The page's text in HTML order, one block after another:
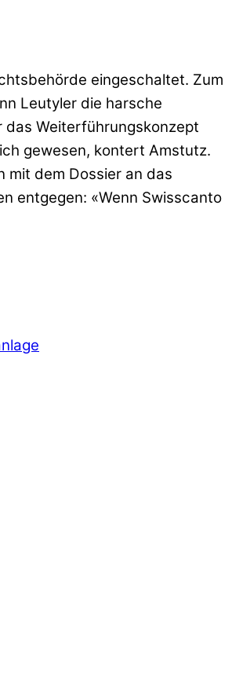
eingeschaltet. Zum
Leutyler die harsche
das Weiterführungskonzept
gewesen, kontert Amstutz.
mit dem Dossier an das
entgegen: «Wenn Swisscanto